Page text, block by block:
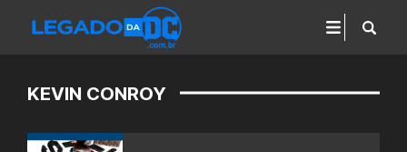
KEVIN CONROY